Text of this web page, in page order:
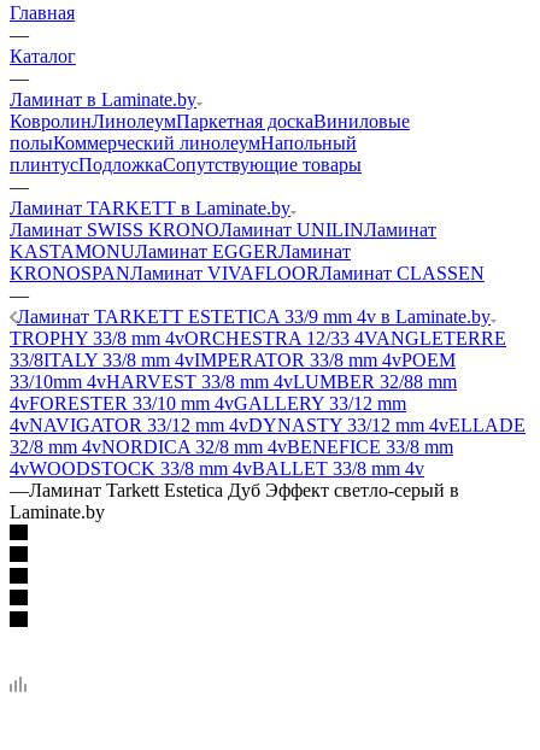
Главная
—
Каталог
—
Ламинат в Laminate.by
КовролинЛинолеумПаркетная доскаВиниловые
полыКоммерческий линолеумНапольный
плинтусПодложкаСопутствующие товары
—
Ламинат TARKETT в Laminate.by
Ламинат SWISS KRONOЛаминат UNILINЛаминат
KASTAMONUЛаминат EGGERЛаминат
KRONOSPANЛаминат VIVAFLOORЛаминат CLASSEN
—
Ламинат TARKETT ESTETICA 33/9 mm 4v в Laminate.by
TROPHY 33/8 mm 4vORCHESTRA 12/33 4VANGLETERRE
33/8ITALY 33/8 mm 4vIMPERATOR 33/8 mm 4vPOEM
33/10mm 4vHARVEST 33/8 mm 4vLUMBER 32/88 mm
4vFORESTER 33/10 mm 4vGALLERY 33/12 mm
4vNAVIGATOR 33/12 mm 4vDYNASTY 33/12 mm 4vELLADE
32/8 mm 4vNORDICA 32/8 mm 4vBENEFICE 33/8 mm
4vWOODSTOCK 33/8 mm 4vBALLET 33/8 mm 4v
—Ламинат Tarkett Estetica Дуб Эффект светло-серый в
Laminate.by